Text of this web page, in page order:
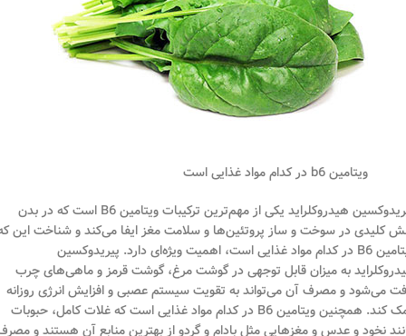
ویتامین b6 در کدام مواد غذایی است
پیریدوکسین هیدروکلراید یکی از مهم‌ترین ترکیبات ویتامین B6 است که در بدن
کلیدی در سوخت و ساز پروتئین‌ها و سلامت مغز ایفا می‌کند و شناخت این
ویتامین B6 در کدام مواد غذایی است، اهمیت ویژه‌ای دارد. پیریدوکسین
به میزان قابل توجهی در گوشت مرغ، گوشت قرمز و ماهی‌های چرب
می‌شود و مصرف آن می‌تواند به تقویت سیستم عصبی و افزایش انرژی روزانه
کمک کند. همچنین ویتامین B6 در کدام مواد غذایی است که غلات کامل، حبوبات
نخود و عدس و مغزهایی مثل بادام و گردو از بهترین منابع آن هستند و